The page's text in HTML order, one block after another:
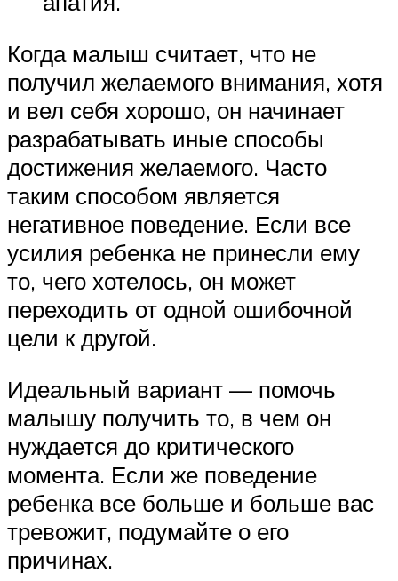
Когда малыш считает, что не
получил желаемого внимания, хотя
и вел себя хорошо, он начинает
разрабатывать иные способы
достижения желаемого. Часто
таким способом является
негативное поведение. Если все
усилия ребенка не принесли ему
то, чего хотелось, он может
переходить от одной ошибочной
цели к другой.
Идеальный вариант — помочь
малышу получить то, в чем он
нуждается до критического
момента. Если же поведение
ребенка все больше и больше вас
тревожит, подумайте о его
причинах.